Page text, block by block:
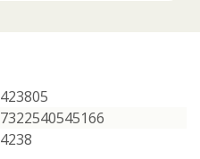
423805
7322540545166
4238